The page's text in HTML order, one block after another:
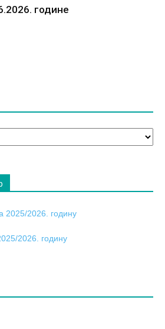
године
2025/2026. годину
2026. годину